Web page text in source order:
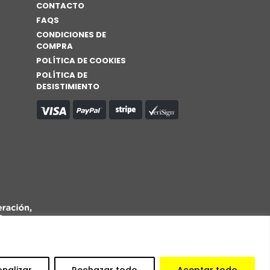
CONTACTO
FAQS
CONDICIONES DE
COMPRA
POLÍTICA DE COOKIES
POLÍTICA DE
DESISTIMIENTO